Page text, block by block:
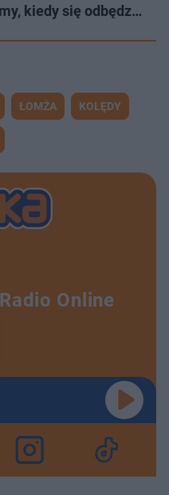
kiedy się odbędz…
ŁOMŻA KOLĘDY
Radio Online